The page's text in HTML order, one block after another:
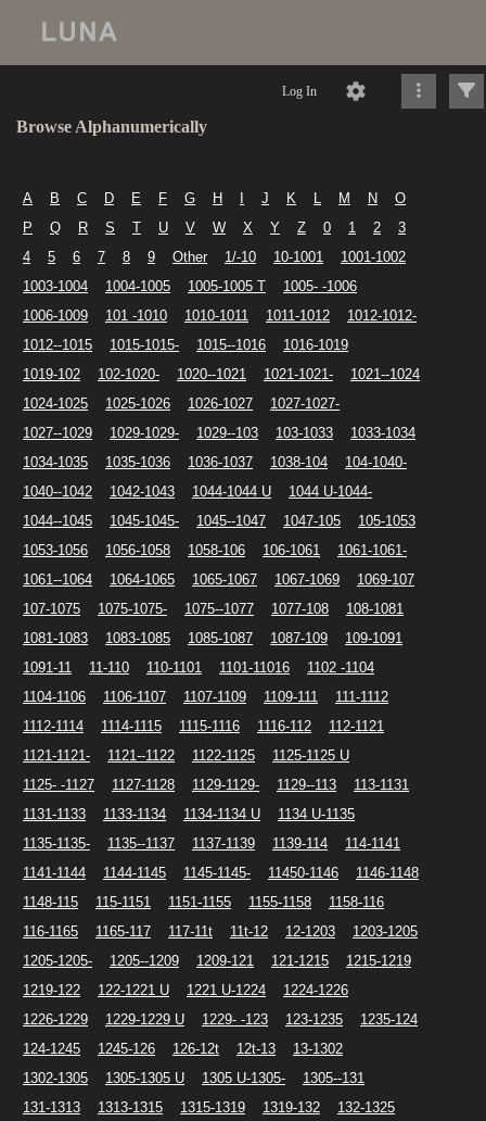
Log In
Browse Alphanumerically
A B C D E F G H J K L M N
O
P
Q R S T U V W X Y Z 0 1 2
3
4
5 6 7 8 9 Other 1/-10 10-1001
1001-1002
1003-1004
1004-1005 1005-1005 T
1005- -1006
1006-1009
101 -1010 1010-1011 1011-1012
1012-1012-
1012--1015
1015-1015- 1015--1016
1016-1019
1019-102
102-1020- 1020--1021 1021-1021-
1021--1024
1024-1025
1025-1026 1026-1027
1027-1027-
1027--1029
1029-1029- 1029--103 103-1033
1033-1034
1034-1035
1035-1036 1036-1037 1038-104
104-1040-
1040--1042
1042-1043 1044-1044 U
1044 U-1044-
1044--1045
1045-1045- 1045--1047 1047-105
105-1053
1053-1056
1056-1058 1058-106 106-1061
1061-1061-
1061--1064
1064-1065 1065-1067 1067-1069
1069-107
107-1075
1075-1075- 1075--1077 1077-108
108-1081
1081-1083
1083-1085 1085-1087 1087-109
109-1091
1091-11
11-110 110-1101 1101-11016
1102 -1104
1104-1106
1106-1107 1107-1109 1109-111
111-1112
1112-1114
1114-1115 1115-1116 1116-112
112-1121
1121-1121-
1121--1122 1122-1125
1125-1125 U
1125- -1127
1127-1128 1129-1129- 1129--113
113-1131
1131-1133
1133-1134 1134-1134 U
1134 U-1135
1135-1135-
1135--1137 1137-1139 1139-114
114-1141
1141-1144
1144-1145 1145-1145- 11450-1146
1146-1148
1148-115
115-1151 1151-1155 1155-1158
1158-116
116-1165
1165-117 117-11t 11t-12 12-1203
1203-1205
1205-1205-
1205--1209 1209-121 121-1215
1215-1219
1219-122
122-1221 U 1221 U-1224
1224-1226
1226-1229
1229-1229 U 1229- -123 123-1235
1235-124
124-1245
1245-126 126-12t 12t-13
13-1302
1302-1305
1305-1305 U 1305 U-1305-
1305--131
131-1313
1313-1315 1315-1319 1319-132
132-1325